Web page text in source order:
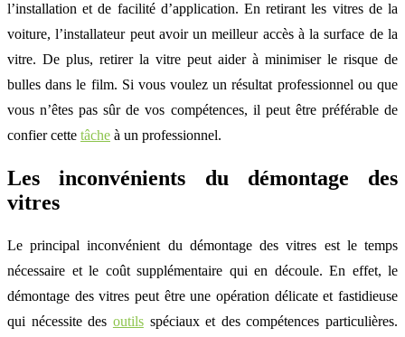
l’installation et de facilité d’application. En retirant les vitres de la
voiture, l’installateur peut avoir un meilleur accès à la surface de la
vitre. De plus, retirer la vitre peut aider à minimiser le risque de
bulles dans le film. Si vous voulez un résultat professionnel ou que
vous n’êtes pas sûr de vos compétences, il peut être préférable de
confier cette tâche à un professionnel.
Les inconvénients du démontage des
vitres
Le principal inconvénient du démontage des vitres est le temps
nécessaire et le coût supplémentaire qui en découle. En effet, le
démontage des vitres peut être une opération délicate et fastidieuse
qui nécessite des outilsspéciaux et des compétences particulières.